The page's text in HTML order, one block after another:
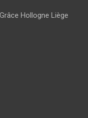
Hollogne Liège